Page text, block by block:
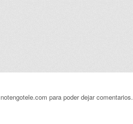
para poder dejar comentarios.